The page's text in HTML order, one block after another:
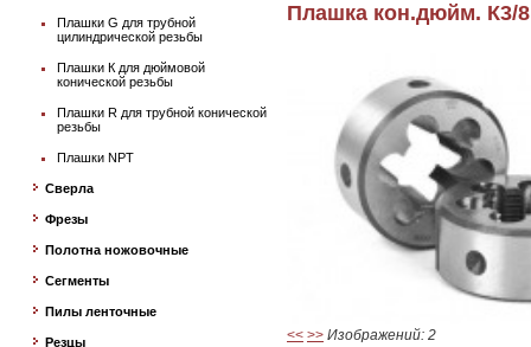
Плашки G для трубной
цилиндрической резьбы
Плашки К для дюймовой
конической резьбы
Плашки R для трубной конической
резьбы
Плашки NPT
Сверла
Фрезы
Полотна ножовочные
Сегменты
Пилы ленточные
Резцы
Плашка кон.дюйм. К3/
<< >> Изображений: 2